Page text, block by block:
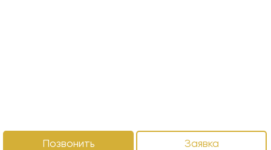
Позвонить Заявка